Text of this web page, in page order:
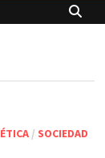
ÉTICA/ SOCIEDAD